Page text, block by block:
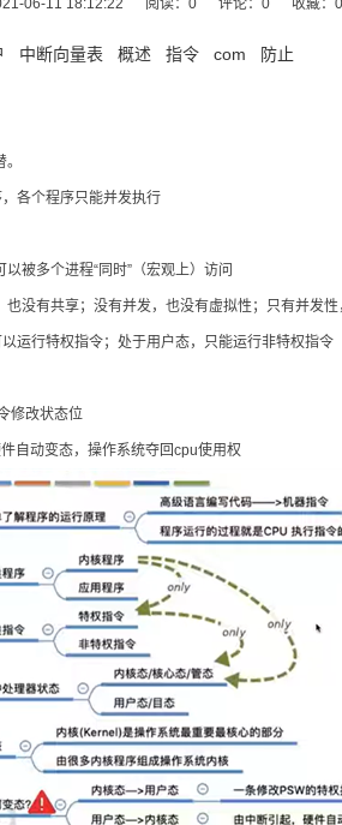
06-11 18:12:22 阅读：0 评论：0 收藏：0
中断向量表 概述 指令 com 防止
各个程序只能并发执行
被多个进程“同时”（宏观上）访问
没有共享；没有并发，也没有虚拟性；只有并发
运行特权指令；处于用户态，只能运行非特权指令
修改状态位
自动变态，操作系统夺回cpu使用权